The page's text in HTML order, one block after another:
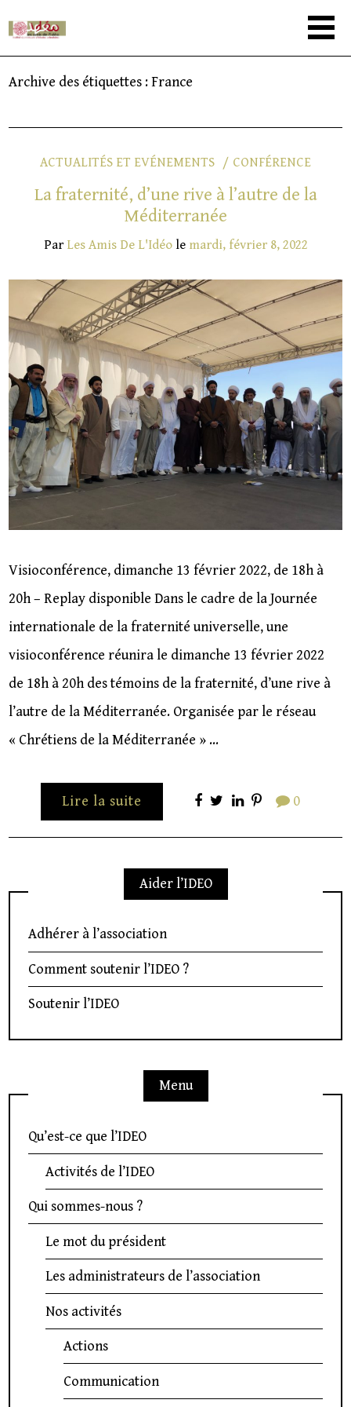
Archive des étiquettes :France
ACTUALITÉS ET EVÉNEMENTS CONFÉRENCE
La fraternité, d’une rive à l’autre de la
Méditerranée
Par Les Amis De L'Idéo le mardi, février 8, 2022
Visioconférence, dimanche 13 février 2022, de 18h à
20h – Replay disponible Dans le cadre de la Journée
internationale de la fraternité universelle, une
visioconférence réunira le dimanche 13 février 2022
de 18h à 20h des témoins de la fraternité, d’une rive à
l’autre de la Méditerranée. Organisée par le réseau
« Chrétiens de la Méditerranée » …
Lire la suite 0
Aider l’IDEO
Adhérer à l’association
Comment soutenir l’IDEO ?
Soutenir l’IDEO
Menu
Qu’est-ce que l’IDEO
Activités de l’IDEO
Qui sommes-nous ?
Le mot du président
Les administrateurs de l’association
Nos activités
Actions
Communication